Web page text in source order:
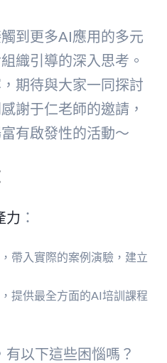
到更多AI應用的多元
織引導的深入思考。
期待與大家一同探討
謝于仁老師的邀請，
有啟發性的活動～
力 ：
帶入實際的案例演驗，建立
提供最全方面的AI培訓課程
有以下這些困惱嗎？